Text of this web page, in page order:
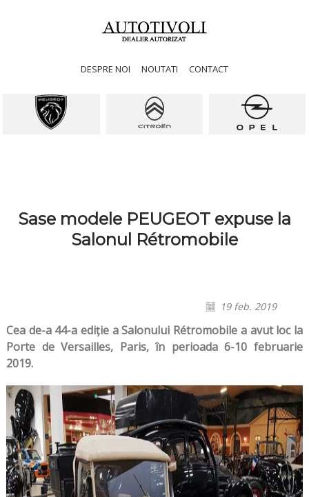
DESPRE NOI NOUTATI CONTACT
Sase modele PEUGEOT expuse la
Salonul Rétromobile
19 feb. 2019
Cea de-a 44-a ediție a Salonului Rétromobile a avut loc la
Porte de Versailles, Paris, în perioada 6-10 februarie
2019.